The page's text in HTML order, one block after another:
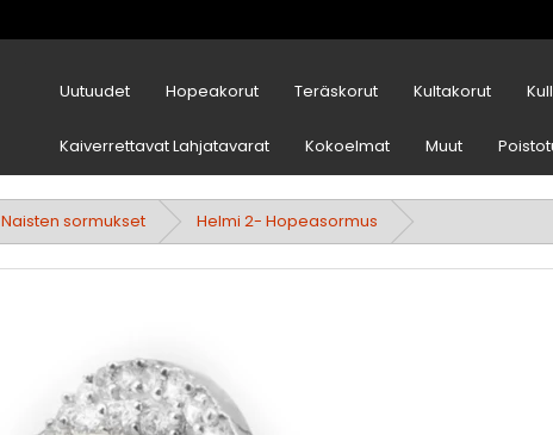
Uutuudet Hopeakorut Teräskorut Kultakorut
Kaiverrettavat Lahjatavarat Kokoelmat Muut
Naisten sormukset Helmi 2- Hopeasormus